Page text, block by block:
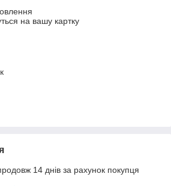
на вашу картку
14 днів за рахунок покупця